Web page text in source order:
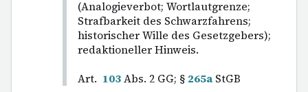
(Analogieverbot; Wortlautgrenze;
Strafbarkeit des Schwarzfahrens;
historischer Wille des Gesetzgebers);
redaktioneller Hinweis.
Art. 103Abs. 2 GG; § 265a StGB